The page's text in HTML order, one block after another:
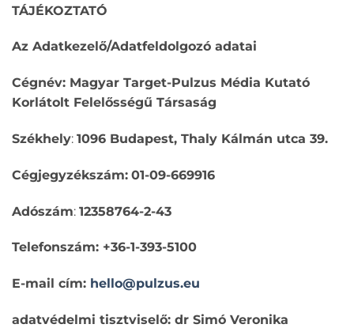
TÁJÉKOZTATÓ
Az Adatkezelő/Adatfeldolgozó adatai
Cégnév: Magyar Target-Pulzus Média Kutató
Korlátolt Felelősségű Társaság
Székhely: 1096 Budapest, Thaly Kálmán utca 39.
Cégjegyzékszám: 01-09-669916
Adószám: 12358764-2-43
Telefonszám: +36-1-393-5100
E-mail cím: hello@pulzus.eu
adatvédelmi tisztviselő: dr Simó Veronika